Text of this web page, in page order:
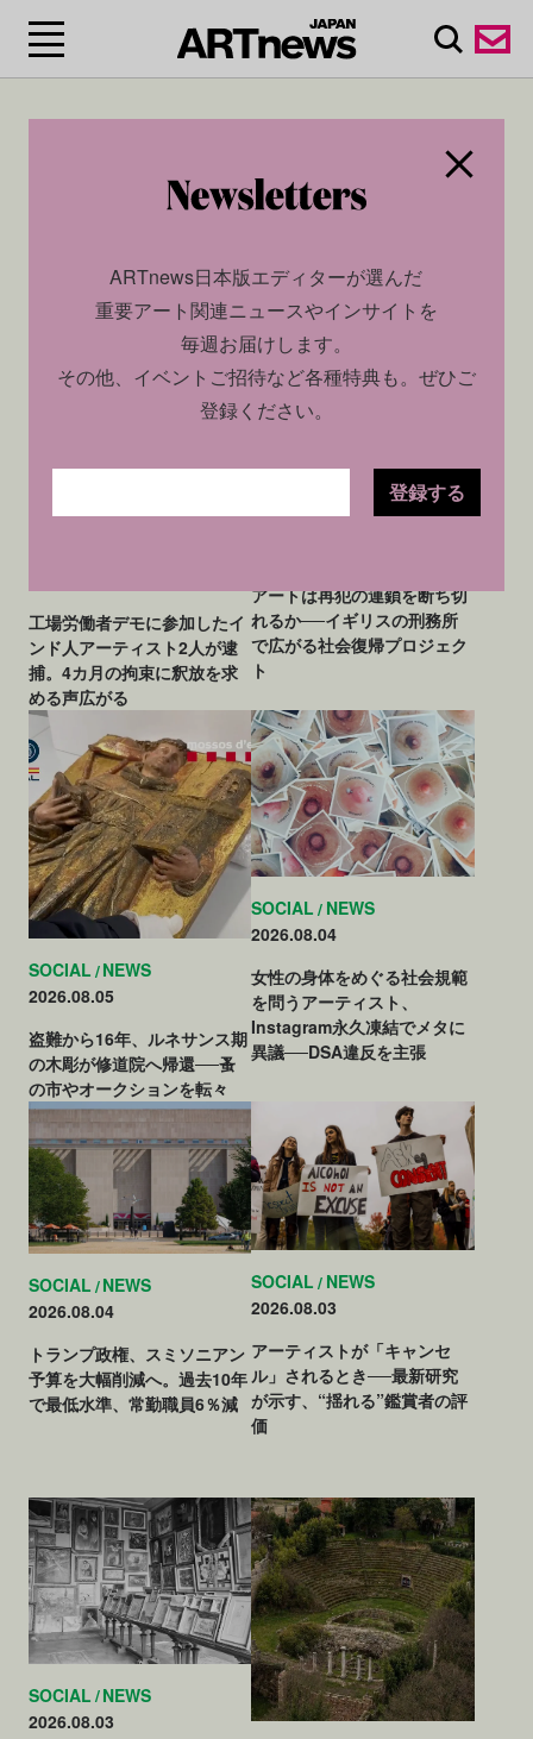
ジェンダーや人種、気候変動、教育、メンタルヘルスな
工場労働者デモに参加したイ
ンド人アーティスト2人が逮
捕。4カ月の拘束に釈放を求
める声広がる
アートは再犯の連鎖を断ち切
れるか──イギリスの刑務所
で広がる社会復帰プロジェク
ト
SOCIAL NEWS
2026.08.05
盗難から16年、ルネサンス期
の木彫が修道院へ帰還──蚤
の市やオークションを転々
SOCIAL NEWS
2026.08.04
女性の身体をめぐる社会規範
を問うアーティスト、
Instagram永久凍結でメタに
異議──DSA違反を主張
SOCIAL NEWS
2026.08.04
トランプ政権、スミソニアン
予算を大幅削減へ。過去10年
で最低水準、常勤職員6％減
SOCIAL NEWS
2026.08.03
アーティストが「キャンセ
ル」されるとき──最新研究
が示す、“揺れる”鑑賞者の評
価
SOCIAL NEWS
2026.08.03
ARTnews日本版エディターが選んだ
重要アート関連ニュースやインサイトを
毎週お届けします。
その他、イベントご招待など各種特典も。ぜひご
登録ください。
登録する